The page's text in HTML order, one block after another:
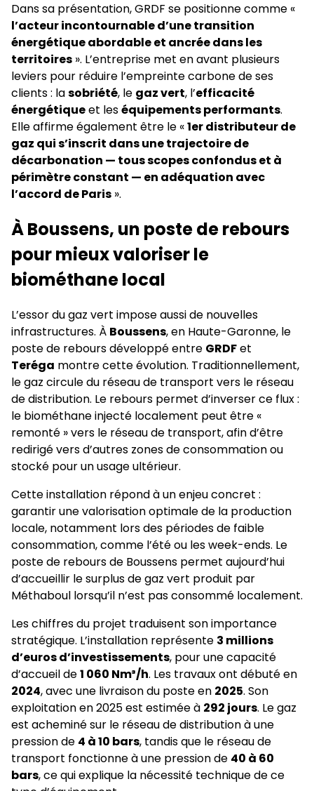
Dans sa présentation, GRDF se positionne comme «
l’acteur incontournable d’une transition
énergétique abordable et ancrée dans les
territoires ». L’entreprise met en avant plusieurs
leviers pour réduire l’empreinte carbone de ses
clients : lasobriété, le gaz vert, l’efficacité
énergétiqueet leséquipements performants.
Elle affirme également être le «1er distributeur de
gaz qui s’inscrit dans une trajectoire de
décarbonation — tous scopes confondus et à
périmètre constant — en adéquation avec
l’accord de Paris ».
À Boussens, un poste de rebours
pour mieux valoriser le
biométhane local
L’essor du gaz vert impose aussi de nouvelles
infrastructures. À Boussens, en Haute-Garonne, le
poste de rebours développé entre GRDFet
Teréga montre cette évolution. Traditionnellement,
le gaz circule du réseau de transport vers le réseau
de distribution. Le rebours permet d’inverser ce flux :
le biométhane injecté localement peut être «
remonté » vers le réseau de transport, afin d’être
redirigé vers d’autres zones de consommation ou
stocké pour un usage ultérieur.
Cette installation répond à un enjeu concret :
garantir une valorisation optimale de la production
locale, notamment lors des périodes de faible
consommation, comme l’été ou les week-ends. Le
poste de rebours de Boussens permet aujourd’hui
d’accueillir le surplus de gaz vert produit par
Méthaboul lorsqu’il n’est pas consommé localement.
Les chiffres du projet traduisent son importance
stratégique. L’installation représente 3 millions
d’euros d’investissements, pour une capacité
d’accueil de1 060 Nm³/h. Les travaux ont débuté en
2024, avec une livraison du poste en 2025. Son
exploitation en 2025 est estimée à 292 jours. Le gaz
est acheminé sur le réseau de distribution à une
pression de 4 à 10 bars, tandis que le réseau de
transport fonctionne à une pression de 40 à 60
bars, ce qui explique la nécessité technique de ce